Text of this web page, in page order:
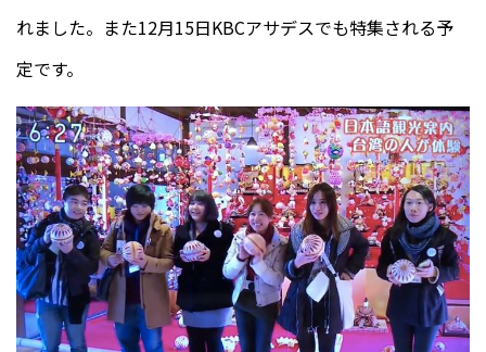
れました。また12月15日KBCアサデスでも特集される予
定です。